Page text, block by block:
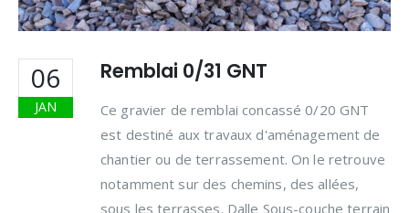
06
JAN
Remblai 0/31 GNT
Ce gravier de remblai concassé 0/20 GNT
est destiné aux travaux d'aménagement de
chantier ou de terrassement. On le retrouve
notamment sur des chemins, des allées,
sous les terrasses. Dalle Sous-couche terrain